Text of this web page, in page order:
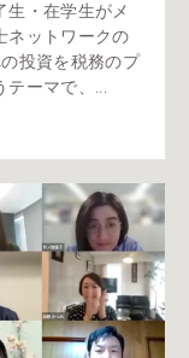
・在学生がメ
ネットワークの
投資を税務のプ
ーマで、...